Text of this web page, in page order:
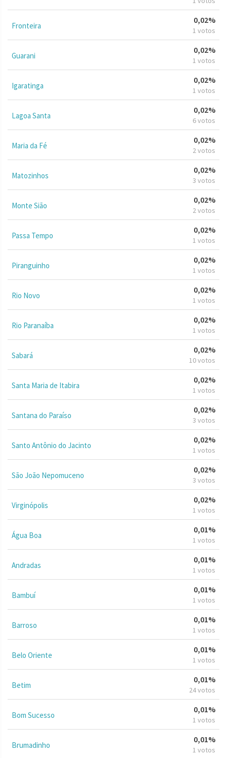
Fronteira
0,02%
1 votos
Guarani
0,02%
1 votos
Igaratinga
0,02%
1 votos
Lagoa Santa
0,02%
6 votos
Maria da Fé
0,02%
2 votos
Matozinhos
0,02%
3 votos
Monte Sião
0,02%
2 votos
Passa Tempo
0,02%
1 votos
Piranguinho
0,02%
1 votos
Rio Novo
0,02%
1 votos
Rio Paranaíba
0,02%
1 votos
Sabará
0,02%
10 votos
Santa Maria de Itabira
0,02%
1 votos
Santana do Paraíso
0,02%
3 votos
Santo Antônio do Jacinto
0,02%
1 votos
São João Nepomuceno
0,02%
3 votos
Virginópolis
0,02%
1 votos
Água Boa
0,01%
1 votos
Andradas
0,01%
1 votos
Bambuí
0,01%
1 votos
Barroso
0,01%
1 votos
Belo Oriente
0,01%
1 votos
Betim
0,01%
24 votos
Bom Sucesso
0,01%
1 votos
Brumadinho
0,01%
1 votos